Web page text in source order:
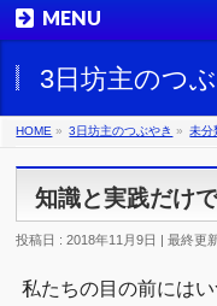
MENU
3日坊主のつ
HOME » 3日坊主のつぶやき » 未分
知識と実践だけ
投稿日 : 2018年11月9日 最終更
私たちの目の前には